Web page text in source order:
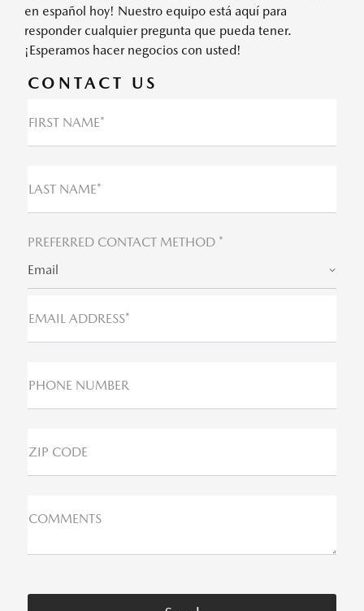
en español hoy! Nuestro equipo está aquí para
responder cualquier pregunta que pueda tener.
¡Esperamos hacer negocios con usted!
CONTACT US
FIRST NAME*
LAST NAME*
PREFERRED CONTACT METHOD *
Email
EMAIL ADDRESS*
PHONE NUMBER
ZIP CODE
COMMENTS